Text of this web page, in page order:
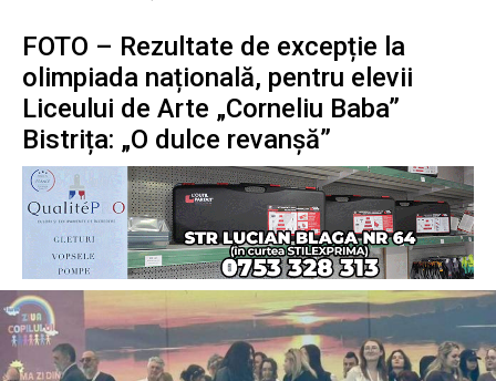
FOTO – Rezultate de excepție la
olimpiada națională, pentru elevii
Liceului de Arte „Corneliu Baba”
Bistrița: „O dulce revanșă”